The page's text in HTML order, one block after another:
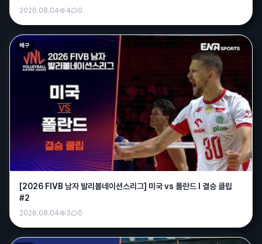
2026.08.04 4 0
배구
[2026 FIVB 남자 발리볼네이션스리그] 미국 vs 폴란드 l 결승 클립
#2
2026.08.04 3 0
오우~어벤져스님 좋은생각이십니다 ㅎㅎ
13:40
아따 포인트 노가다 힘드네요 오목 개꿀잼인데
포인트 모아서 채굴한번해봐야지
어벤져스
욕조숙녀